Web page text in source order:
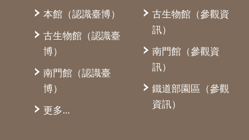
本館（認識臺博）
古生物館（認識臺
博）
南門館（認識臺
博）
更多...
古生物館（參觀資
訊）
南門館（參觀資
訊）
鐵道部園區（參觀
資訊）